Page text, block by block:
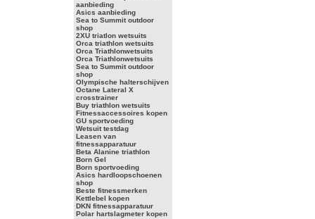
aanbieding
Asics aanbieding
Sea to Summit outdoor
shop
2XU triatlon wetsuits
Orca triathlon wetsuits
Orca Triathlonwetsuits
Orca Triathlonwetsuits
Sea to Summit outdoor
shop
Olympische halterschijven
Octane Lateral X
crosstrainer
Buy triathlon wetsuits
Fitnessaccessoires kopen
GU sportvoeding
Wetsuit testdag
Leasen van
fitnessapparatuur
Beta Alanine triathlon
Born Gel
Born sportvoeding
Asics hardloopschoenen
shop
Beste fitnessmerken
Kettlebel kopen
DKN fitnessapparatuur
Polar hartslagmeter kopen